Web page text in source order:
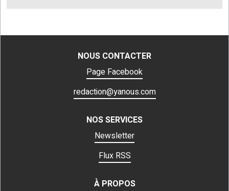
NOUS CONTACTER
Page Facebook
redaction@yanous.com
NOS SERVICES
Newsletter
Flux RSS
À PROPOS